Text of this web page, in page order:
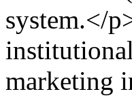
system.</
marketing